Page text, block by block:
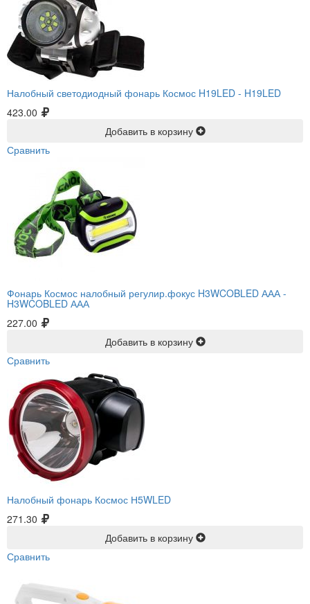
Налобный светодиодный фонарь Космос H19LED - H19LED
423.00
Добавить в корзину
Сравнить
Фонарь Космос налобный регулир.фокус H3WCOBLED ААА -
H3WCOBLED ААА
227.00
Добавить в корзину
Сравнить
Налобный фонарь Космос Н5WLED
271.30
Добавить в корзину
Сравнить